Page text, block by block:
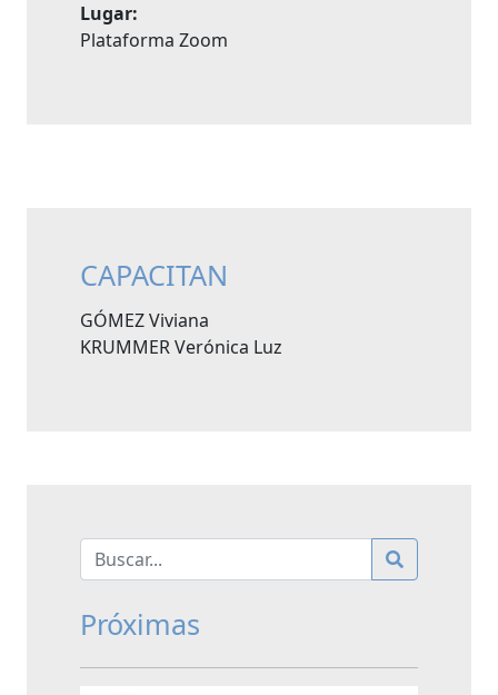
Lugar:
Plataforma Zoom
CAPACITAN
GÓMEZ Viviana
KRUMMER Verónica Luz
Próximas